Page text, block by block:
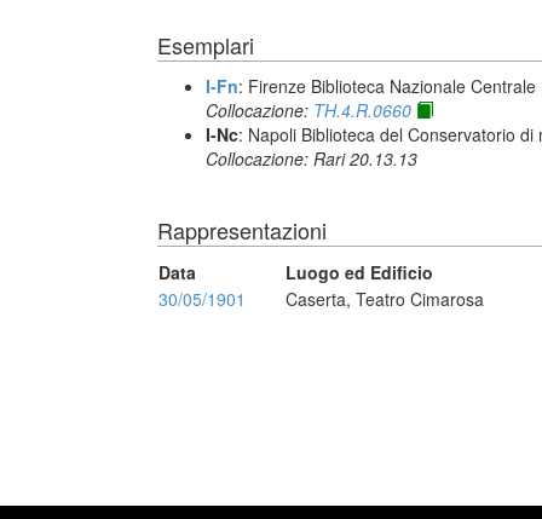
Esemplari
I-Fn: Firenze Biblioteca Nazionale Centrale
Collocazione: TH.4.R.0660
I-Nc: Napoli Biblioteca del Conservatorio
Collocazione: Rari 20.13.13
Rappresentazioni
Data
Luogo ed Edificio
30/05/1901
Caserta, Teatro Cimarosa